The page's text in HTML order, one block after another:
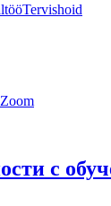
Tervishoid
с